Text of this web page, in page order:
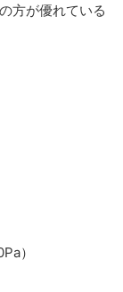
方が優れている
）